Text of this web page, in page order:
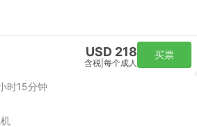
USD 218
含税 每个成人
买票
时15分钟